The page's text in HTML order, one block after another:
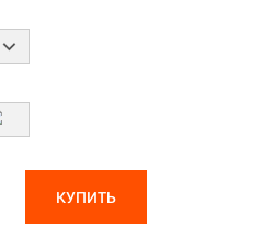
КУПИТЬ